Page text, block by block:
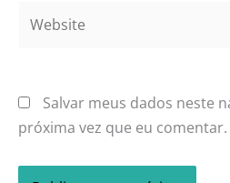
Salvar meus dados neste
próxima vez que eu comentar.